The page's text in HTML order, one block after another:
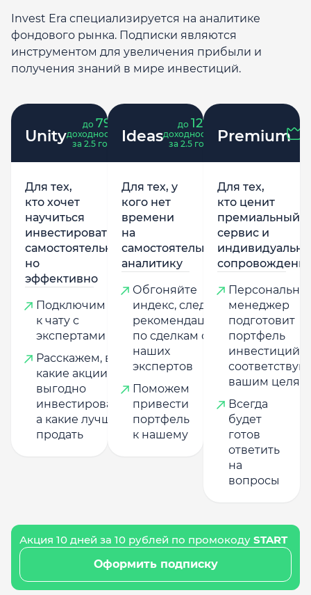
Invest Era специализируется на аналитике
фондового рынка. Подписки являются
инструментом для увеличения прибыли и
получения знаний в мире инвестиций.
Unity
до 79
доходность
за 2.5 года
Для тех,
кто хочет
научиться
инвестировать
самостоятельно,
но
эффективно
Подключим
к чату с
экспертами
Расскажем, в
какие акции
выгодно
инвестировать,
а какие лучше
продать
Ideas
до 121
доходность
за 2.5 года
Для тех, у
кого нет
времени
на
самостоятельную
аналитику
Обгоняйте
индекс, следуя
рекомендациям
по сделкам от
наших
экспертов
Поможем
привести
портфель
к нашему
Premium
Для тех,
кто ценит
премиальный
сервис и
менеджер
подготовит
портфель
инвестиций,
вашим целям
Всегда
будет
готов
ответить
на
вопросы
Акция 10 дней за 10 рублей по промокоду START
Оформить подписку